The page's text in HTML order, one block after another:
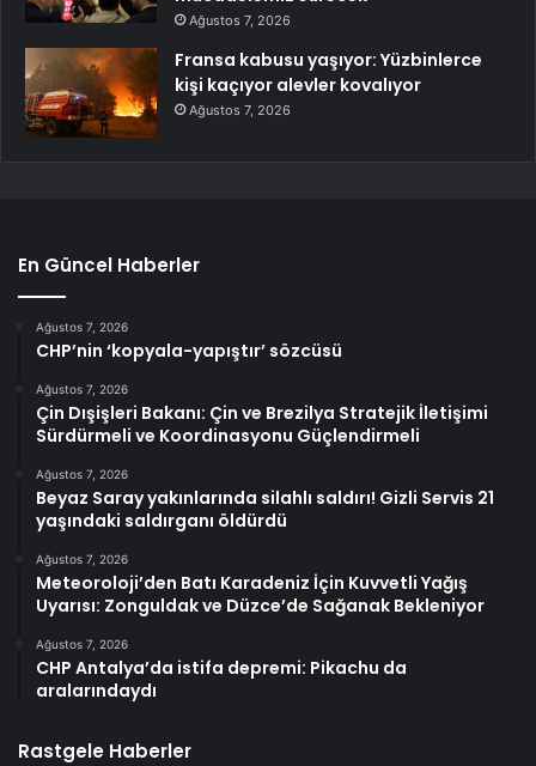
Ağustos 7, 2026
Fransa kabusu yaşıyor: Yüzbinlerce
kişi kaçıyor alevler kovalıyor
Ağustos 7, 2026
En Güncel Haberler
Ağustos 7, 2026
CHP’nin ‘kopyala-yapıştır’ sözcüsü
Ağustos 7, 2026
Çin Dışişleri Bakanı: Çin ve Brezilya Stratejik İletişimi
Sürdürmeli ve Koordinasyonu Güçlendirmeli
Ağustos 7, 2026
Beyaz Saray yakınlarında silahlı saldırı! Gizli Servis 21
yaşındaki saldırganı öldürdü
Ağustos 7, 2026
Meteoroloji’den Batı Karadeniz İçin Kuvvetli Yağış
Uyarısı: Zonguldak ve Düzce’de Sağanak Bekleniyor
Ağustos 7, 2026
CHP Antalya’da istifa depremi: Pikachu da
aralarındaydı
Rastgele Haberler